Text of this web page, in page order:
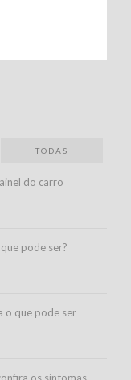
TODAS
do carro
pode ser?
o que pode ser